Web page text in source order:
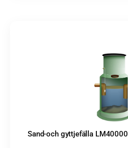
Sand-och gyttjefälla LM40000